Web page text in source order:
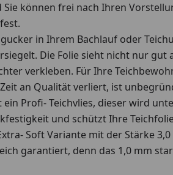
können frei nach Ihren
in Ihrem Bachlauf oder
Die Folie sieht nicht nur
verkleben. Für Ihre
an Qualität verliert, ist
Profi- Teichvlies, dieser wird
und schützt Ihre
Soft Variante mit der Stärke
garantiert, denn das 1,0 mm